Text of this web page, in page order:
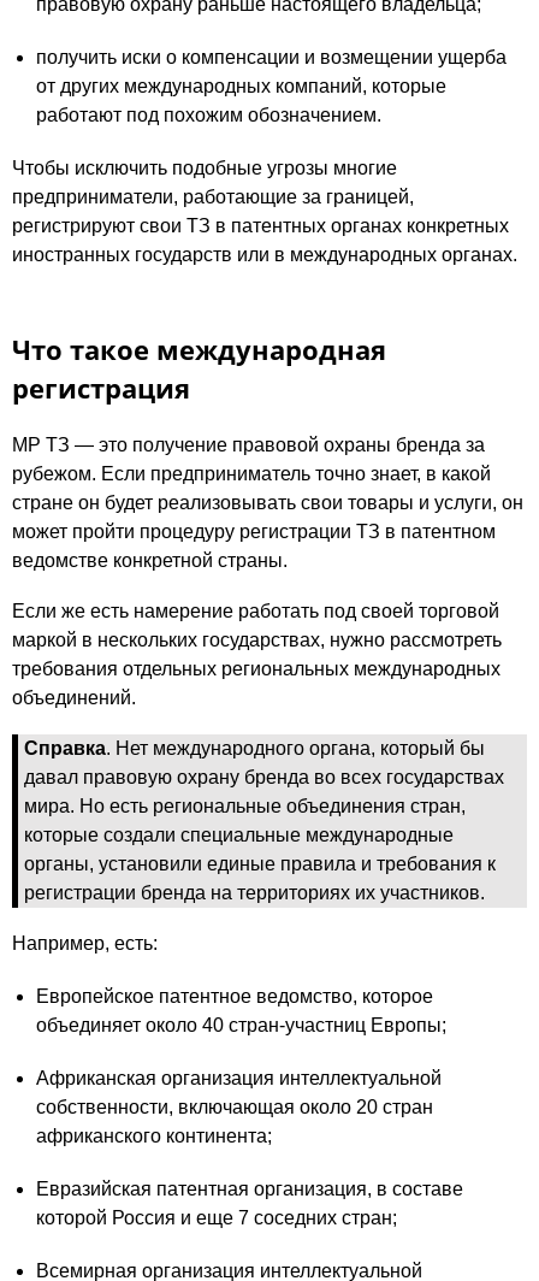
получить иски о компенсации и возмещении ущерба
от других международных компаний, которые
работают под похожим обозначением.
Чтобы исключить подобные угрозы многие
предприниматели, работающие за границей,
регистрируют свои ТЗ в патентных органах конкретных
иностранных государств или в международных органах.
Что такое международная
регистрация
МР ТЗ — это получение правовой охраны бренда за
рубежом. Если предприниматель точно знает, в какой
стране он будет реализовывать свои товары и услуги, он
может пройти процедуру регистрации ТЗ в патентном
ведомстве конкретной страны.
Если же есть намерение работать под своей торговой
маркой в нескольких государствах, нужно рассмотреть
требования отдельных региональных международных
объединений.
Справка. Нет международного органа, который бы
давал правовую охрану бренда во всех государствах
мира. Но есть региональные объединения стран,
которые создали специальные международные
органы, установили единые правила и требования к
регистрации бренда на территориях их участников.
Например, есть:
Европейское патентное ведомство, которое
объединяет около 40 стран-участниц Европы;
Африканская организация интеллектуальной
собственности, включающая около 20 стран
африканского континента;
Евразийская патентная организация, в составе
которой Россия и еще 7 соседних стран;
Всемирная организация интеллектуальной